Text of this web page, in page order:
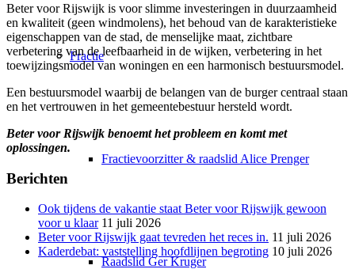
Fractie
Fractievoorzitter & raadslid Alice Prenger
Raadslid Ger Kruger
Beter voor Rijswijk is voor slimme investeringen in duurzaamheid
en kwaliteit (geen windmolens), het behoud van de karakteristieke
eigenschappen van de stad, de menselijke maat, zichtbare
verbetering van de leefbaarheid in de wijken, verbetering in het
toewijzingsmodel van woningen en een harmonisch bestuursmodel.
Een bestuursmodel waarbij de belangen van de burger centraal staan
en het vertrouwen in het gemeentebestuur hersteld wordt.
Beter voor Rijswijk benoemt het probleem en komt met
oplossingen.
Berichten
Ook tijdens de vakantie staat Beter voor Rijswijk gewoon
voor u klaar 11 juli 2026
Beter voor Rijswijk gaat tevreden het reces in. 11 juli 2026
Kaderdebat: vaststelling hoofdlijnen begroting 10 juli 2026